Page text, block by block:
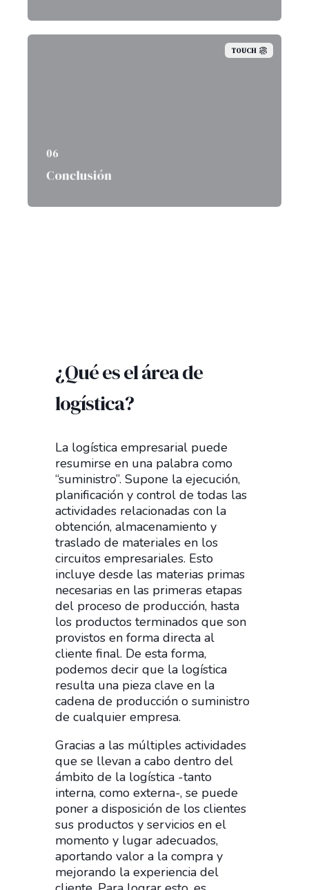
TOUCH
06
Conclusión
¿Qué es el área de
logística?
La logística empresarial puede
resumirse en una palabra como
“suministro”. Supone la ejecución,
planificación y control de todas las
actividades relacionadas con la
obtención, almacenamiento y
traslado de materiales en los
circuitos empresariales. Esto
incluye desde las materias primas
necesarias en las primeras etapas
del proceso de producción, hasta
los productos terminados que son
provistos en forma directa al
cliente final. De esta forma,
podemos decir que la logística
resulta una pieza clave en la
cadena de producción o suministro
de cualquier empresa.
Gracias a las múltiples actividades
que se llevan a cabo dentro del
ámbito de la logística -tanto
interna, como externa-, se puede
poner a disposición de los clientes
sus productos y servicios en el
momento y lugar adecuados,
aportando valor a la compra y
mejorando la experiencia del